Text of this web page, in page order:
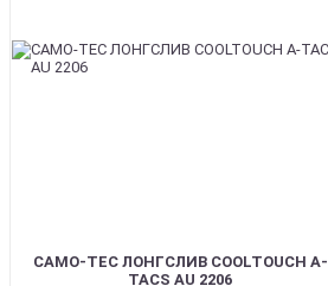
CAMO-TEC ЛОНГСЛИВ COOLTOUCH A-
TACS AU 2206